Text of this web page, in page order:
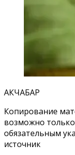
АКЧАБАР
Копирование
возможно
обязательным
источник